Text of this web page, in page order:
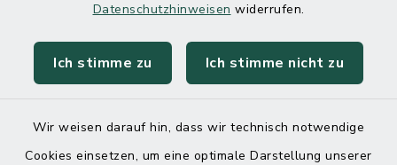
Datenschutzhinweisen widerrufen.
Ich stimme zu Ich stimme nicht zu
Wir weisen darauf hin, dass wir technisch notwendige
Cookies einsetzen, um eine optimale Darstellung unserer